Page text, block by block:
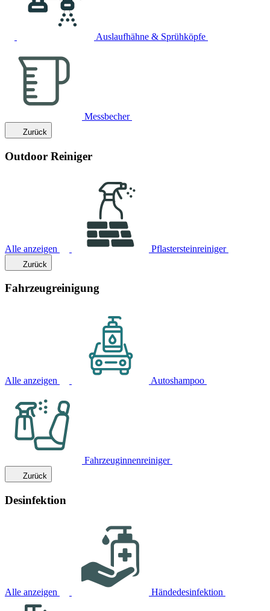
Auslaufhähne & Sprühköpfe
Messbecher
Zurück
Outdoor Reiniger
Alle anzeigen Pflastersteinreiniger
Zurück
Fahrzeugreinigung
Alle anzeigen Autoshampoo
Fahrzeuginnenreiniger
Zurück
Desinfektion
Alle anzeigen Händedesinfektion